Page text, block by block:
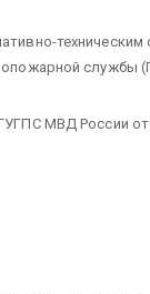
техническим
службы
МВД России от